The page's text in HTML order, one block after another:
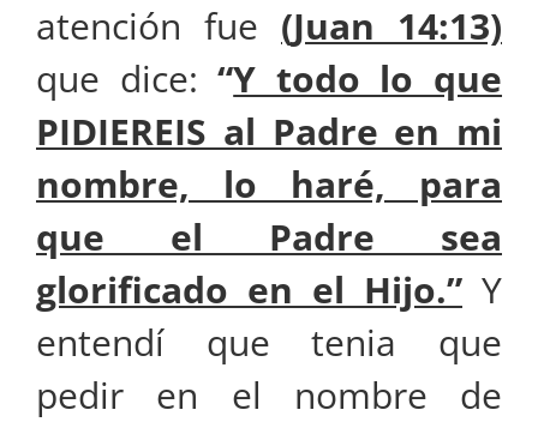
atención fue (Juan 14:13)
que dice:“Y todo lo que
PIDIEREIS al Padre en mi
nombre, lo haré, para
que el Padre sea
glorificado en el Hijo.” Y
entendí que tenia que
pedir en el nombre de